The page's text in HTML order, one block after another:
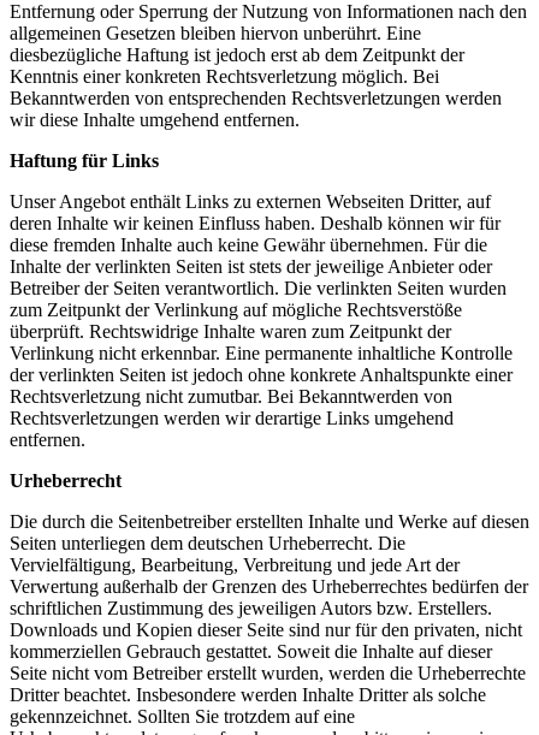
Entfernung oder Sperrung der Nutzung von Informationen nach den
allgemeinen Gesetzen bleiben hiervon unberührt. Eine
diesbezügliche Haftung ist jedoch erst ab dem Zeitpunkt der
Kenntnis einer konkreten Rechtsverletzung möglich. Bei
Bekanntwerden von entsprechenden Rechtsverletzungen werden
wir diese Inhalte umgehend entfernen.
Haftung für Links
Unser Angebot enthält Links zu externen Webseiten Dritter, auf
deren Inhalte wir keinen Einfluss haben. Deshalb können wir für
diese fremden Inhalte auch keine Gewähr übernehmen. Für die
Inhalte der verlinkten Seiten ist stets der jeweilige Anbieter oder
Betreiber der Seiten verantwortlich. Die verlinkten Seiten wurden
zum Zeitpunkt der Verlinkung auf mögliche Rechtsverstöße
überprüft. Rechtswidrige Inhalte waren zum Zeitpunkt der
Verlinkung nicht erkennbar. Eine permanente inhaltliche Kontrolle
der verlinkten Seiten ist jedoch ohne konkrete Anhaltspunkte einer
Rechtsverletzung nicht zumutbar. Bei Bekanntwerden von
Rechtsverletzungen werden wir derartige Links umgehend
entfernen.
Urheberrecht
Die durch die Seitenbetreiber erstellten Inhalte und Werke auf diesen
Seiten unterliegen dem deutschen Urheberrecht. Die
Vervielfältigung, Bearbeitung, Verbreitung und jede Art der
Verwertung außerhalb der Grenzen des Urheberrechtes bedürfen der
schriftlichen Zustimmung des jeweiligen Autors bzw. Erstellers.
Downloads und Kopien dieser Seite sind nur für den privaten, nicht
kommerziellen Gebrauch gestattet. Soweit die Inhalte auf dieser
Seite nicht vom Betreiber erstellt wurden, werden die Urheberrechte
Dritter beachtet. Insbesondere werden Inhalte Dritter als solche
gekennzeichnet. Sollten Sie trotzdem auf eine